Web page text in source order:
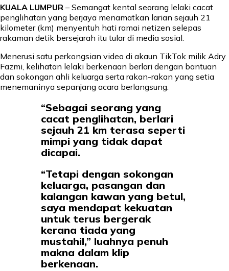
KUALA LUMPUR – Semangat kental seorang lelaki cacat
penglihatan yang berjaya menamatkan larian sejauh 21
kilometer (km) menyentuh hati ramai netizen selepas
rakaman detik bersejarah itu tular di media sosial.
Menerusi satu perkongsian video di akaun TikTok milik Adry
Fazmi, kelihatan lelaki berkenaan berlari dengan bantuan
dan sokongan ahli keluarga serta rakan-rakan yang setia
menemaninya sepanjang acara berlangsung.
“Sebagai seorang yang
cacat penglihatan, berlari
sejauh 21 km terasa seperti
mimpi yang tidak dapat
dicapai.
“Tetapi dengan sokongan
keluarga, pasangan dan
kalangan kawan yang betul,
saya mendapat kekuatan
untuk terus bergerak
kerana tiada yang
mustahil,” luahnya penuh
makna dalam klip
berkenaan.